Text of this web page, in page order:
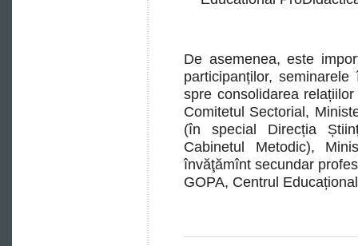
De asemenea, este
participanților,
spre consolidarea
Comitetul Sectorial,
(în special Direcția
Cabinetul Metodic),
învăţămînt secundar
GOPA, Centrul